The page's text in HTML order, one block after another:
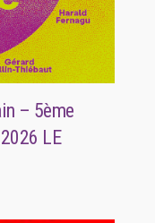
– 5ème
LE